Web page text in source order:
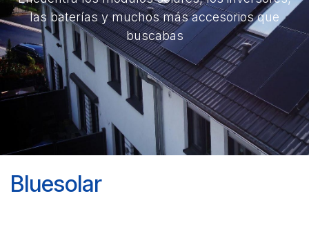
las baterías y muchos más accesorios que
buscabas
Bluesolar